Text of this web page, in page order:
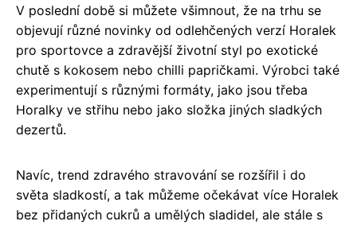
V poslední době si můžete všimnout, že na trhu se
objevují různé novinky od odlehčených verzí Horalek
pro sportovce a zdravější životní styl po exotické
chutě s kokosem nebo chilli papričkami. Výrobci také
experimentují s různými formáty, jako jsou třeba
Horalky ve střihu nebo jako složka jiných sladkých
dezertů.
Navíc, trend zdravého stravování se rozšířil i do
světa sladkostí, a tak můžeme očekávat více Horalek
bez přidaných cukrů a umělých sladidel, ale stále s